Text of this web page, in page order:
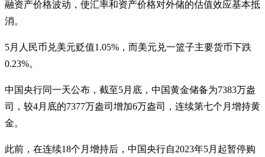
融资产价格波动，使汇率和资产价格对外储的估值效应基本抵
消。
5月人民币兑美元贬值1.05%，而美元兑一篮子主要货币下跌
0.23%。
中国央行同一天公布，截至5月底，中国黄金储备为7383万盎
司，较4月底的7377万盎司增加6万盎司，连续第七个月增持黄
金。
此前，在连续18个月增持后，中国央行自2023年5月起暂停购